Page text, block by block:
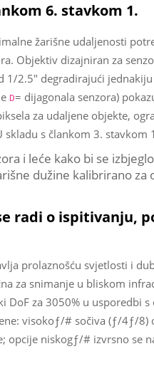
6. stavkom 1.
žarišne udaljenosti
Objektiv dizajniran za
1/2.5" degradirajući
D= dijagonala senzora)
za udaljene objekte,
skladu s člankom 3. stavkom
i leće kako bi se
dužine kalibrirano
radi o ispitivanju,
prolaznošću svjetlosti i
za snimanje u bliskom
DoF za 3050% u usporedbi
visokoƒ/# sočiva (ƒ/4ƒ/
opcije niskogƒ/# izvrsno se